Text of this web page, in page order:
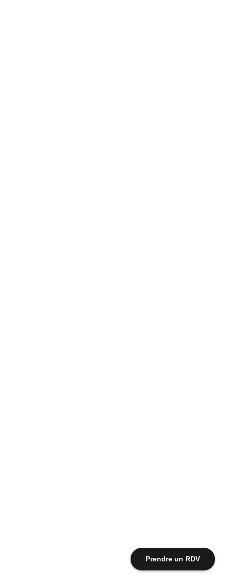
Prendre un RDV